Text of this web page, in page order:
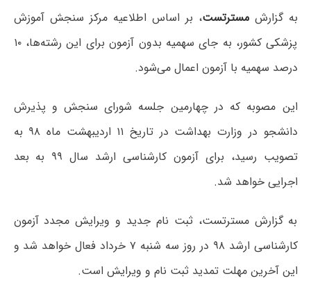
به گزارشمسترتست، بر اساس اطلاعیه مرکز سنجش آموزش
پزشکی کشور، به جای سهمیه بدون آزمون برای این رشته‌ها، ۱۰
درصد سهمیه با آزمون اعمال می‌شود.
این مصوبه که در چهارمین جلسه شورای سنجش و پذیرش
دانشجو در وزارت بهداشت در تاریخ ۱۱ اردیبهشت ماه ۹۸ به
تصویب رسید، برای آزمون کارشناسی ارشد سال ۹۹ به بعد
اجرایی خواهد شد.
به گزارش مسترتست، ثبت نام جدید و ویرایش مجدد آزمون
کارشناسی ارشد ۹۸ در روز سه شنبه ۷ خرداد فعال خواهد شد و
این آخرین مهلت تمدید ثبت نام و ویرایش است.